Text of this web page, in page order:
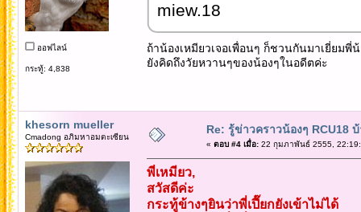
ออฟไลน์
กระทู้: 4,838
miew.18
ถ้าน้องเหมียวเจอเพื่อนๆ ก็ชวนกันมาเยี่ยมพี่
ยังคิดถึงวัยหวานๆของน้องๆในอดีตค่ะ
khesorn mueller
Cmadong อภิมหาอมตะเซียน
Re: รู้ข่าวคราวน้องๆ RCU18
« ตอบ #4 เมื่อ:22 กุมภาพันธ์ 2555,
พี่เหมียว,
สวัสดีค่ะ
กระทู้ข้างๆยินว่าพี่เปี๊ยกยังเข้าไม่ได้